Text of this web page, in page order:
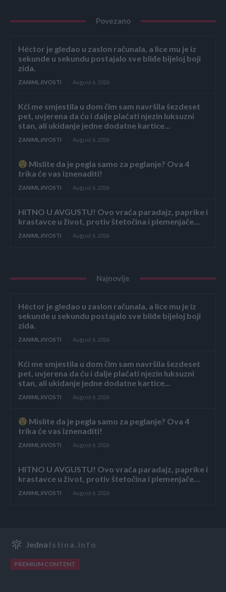
Povezano
Héctor je gledao u zaslon računala, a lice mu je iz
sekunde u sekundu postajalo sve bliđe bijeloj boji
zida.
ZANIMLJIVOSTI August 6, 2026
Kći me smjestila u dom čim sam navršila šezdeset
pet, uvjerena da ću i dalje plaćati njezin luksuzni
stan, ali ukidanje jedne dodatne kartice...
ZANIMLJIVOSTI August 6, 2026
Mislite da je pegla samo za peglanje? Ova 4
trika će vas iznenaditi!
ZANIMLJIVOSTI August 6, 2026
HITNO U AVGUSTU! Ovo vraća paradajz, paprike i
krastavce u život, protiv štetočina i plemenjače…
ZANIMLJIVOSTI August 6, 2026
Najnovije
Héctor je gledao u zaslon računala, a lice mu je iz
sekunde u sekundu postajalo sve bliđe bijeloj boji
zida.
ZANIMLJIVOSTI August 6, 2026
Kći me smjestila u dom čim sam navršila šezdeset
pet, uvjerena da ću i dalje plaćati njezin luksuzni
stan, ali ukidanje jedne dodatne kartice...
ZANIMLJIVOSTI August 6, 2026
Mislite da je pegla samo za peglanje? Ova 4
trika će vas iznenaditi!
ZANIMLJIVOSTI August 6, 2026
HITNO U AVGUSTU! Ovo vraća paradajz, paprike i
krastavce u život, protiv štetočina i plemenjače…
ZANIMLJIVOSTI August 6, 2026
Jedna Istina.info
PREMIUM CONTENT